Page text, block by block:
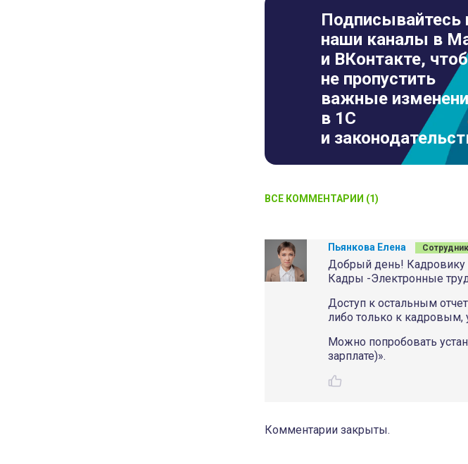
Подписывайтесь
наши каналы в
и ВКонтакте,
не пропустить
важные
в 1С
и
ВСЕ КОММЕНТАРИИ (1)
Пьянкова Елена
Добрый день! Кадровику
Кадры -Электронные
Доступ к остальным
либо только к
Можно попробовать
зарплате)».
Комментарии закрыты.